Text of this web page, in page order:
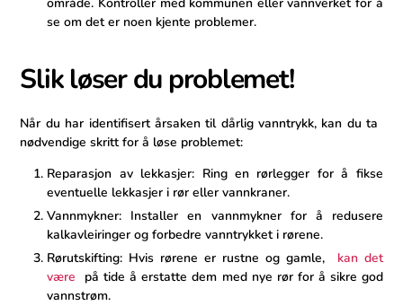
se om det er noen kjente problemer.
Slik løser du problemet!
Når du har identifisert årsaken til ‌dårlig ‍vanntrykk, kan du ta ​
nødvendige skritt for å løse problemet:
Reparasjon‌ av lekkasjer: Ring en rørlegger for å fikse
eventuelle lekkasjer i rør eller ⁣vannkraner.
Vannmykner: Installer en vannmykner for å redusere
kalkavleiringer og forbedre‌ vanntrykket i rørene.
Rørutskifting: Hvis rørene er rustne og gamle, ‍ kan det
være ‌ på tide å erstatte dem med nye rør for å sikre god
‌vannstrøm.